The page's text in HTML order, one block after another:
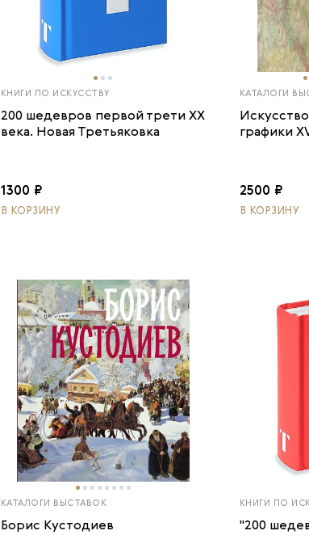
КНИГИ ПО ИСКУССТВУ
200 шедевров первой трети ХХ
века. Новая Третьяковка
1300 ₽
В КОРЗИНУ
КАТАЛОГИ
графики
2500 ₽
В КОРЗИНУ
КАТАЛОГИ ВЫСТАВОК
Борис Кустодиев
КНИГИ ПО
"200